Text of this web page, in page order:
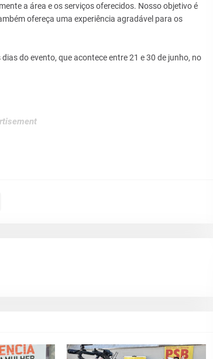
a área e os serviços oferecidos. Nosso objetivo é
ofereça uma experiência agradável para os
do evento, que acontece entre 21 e 30 de junho, no